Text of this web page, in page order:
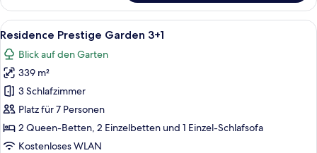
PREMIUM
2+1
A
Alle
Fotos
für
Residence
Prestige
Garden
3+1
anzeigen
Eine Terrasse im Freien mit einer
8
Residence Prestige Garden 3+1
Blick auf den Garten
339 m²
3 Schlafzimmer
Platz für 7 Personen
2 Queen-Betten, 2 Einzelbetten und 1 Einzel-Schlafsofa
Kostenloses WLAN